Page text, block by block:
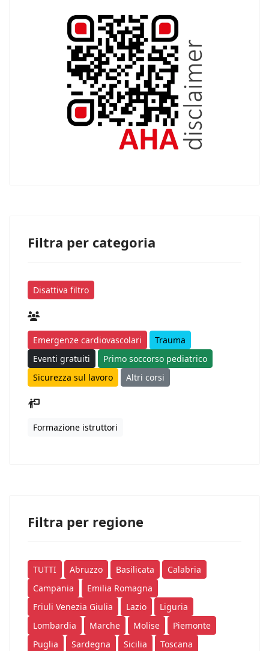
Filtra per categoria
Disattiva filtro
Emergenze cardiovascolari
Trauma
Eventi gratuiti
Primo soccorso pediatrico
Sicurezza sul lavoro
Altri corsi
Formazione istruttori
Filtra per regione
TUTTI Abruzzo Basilicata
Calabria
Campania
Emilia Romagna
Friuli Venezia Giulia
Lazio
Liguria
Lombardia
Marche Molise
Piemonte
Puglia
Sardegna Sicilia
Toscana